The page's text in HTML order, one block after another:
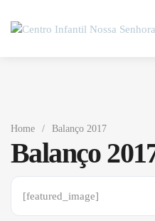
Home / Balanço 2017
Balanço
[featured_image]